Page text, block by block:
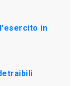
in